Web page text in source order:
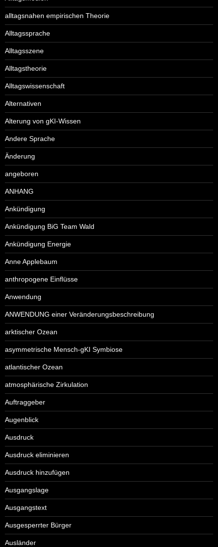
alltagsnahen empirischen Theorie
Alltagssprache
Alltagsszene
Alltagstheorie
Alltagswissenschaft
Alternativen
Alterung von gKI-Wissen
Andere Sprache
Änderung
angeboren
ANHANG
Ankündigung
Ankündigung BiG Team Wald
Ankündigung Energie
Anne Applebaum
anthropogene Einflüsse
Anwendung
ANWENDUNG einer Veränderungsbeschreibung
arktischer Ozean
asymmetrische Mensch-gKI Symbiose
atlantischer Ozean
atmosphärische Zirkulation
Auftraggeber
Augenblick
Ausdruck
Ausdruck eliminieren
Ausdruck hinzufügen
Ausgangslage
Ausgangstext
Ausgesperrter Bürger
Ausländer